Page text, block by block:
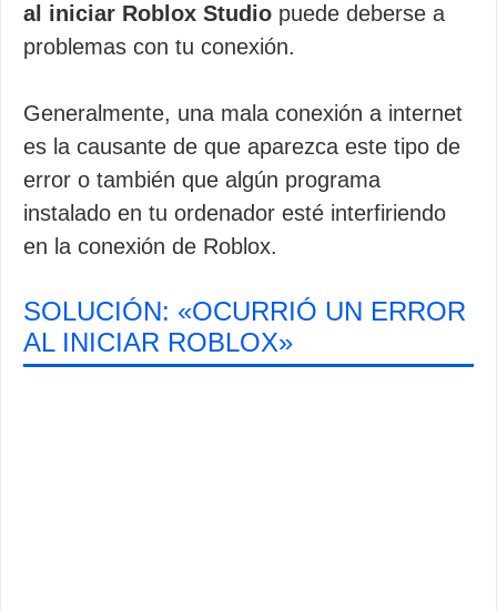
al iniciar Roblox Studio puede deberse a
problemas con tu conexión.
Generalmente, una mala conexión a internet
es la causante de que aparezca este tipo de
error o también que algún programa
instalado en tu ordenador esté interfiriendo
en la conexión de Roblox.
SOLUCIÓN: «OCURRIÓ UN ERROR
AL INICIAR ROBLOX»